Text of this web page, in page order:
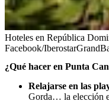
Hoteles en República
Facebook/
¿Qué hacer en Punta
Relajarse en las
Gorda… la elección